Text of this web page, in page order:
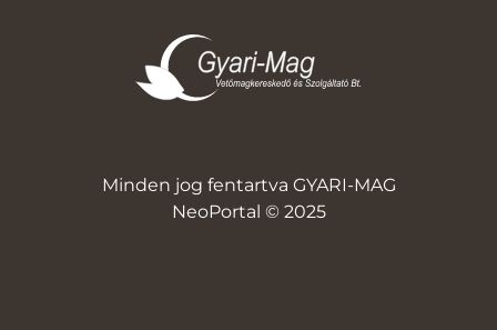
Minden jog fentartva GYARI-MAG
NeoPortal © 2025